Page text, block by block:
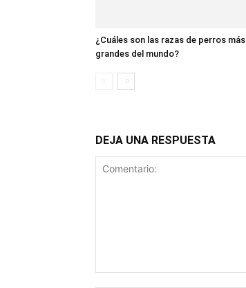
¿Cuáles son las razas de perros más
grandes del mundo?
DEJA UNA RESPUESTA